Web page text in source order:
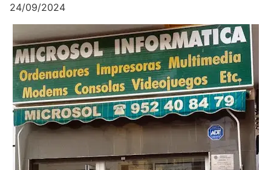
24/09/2024